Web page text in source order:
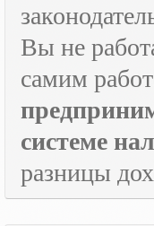
Вы не
самим
системе
разницы